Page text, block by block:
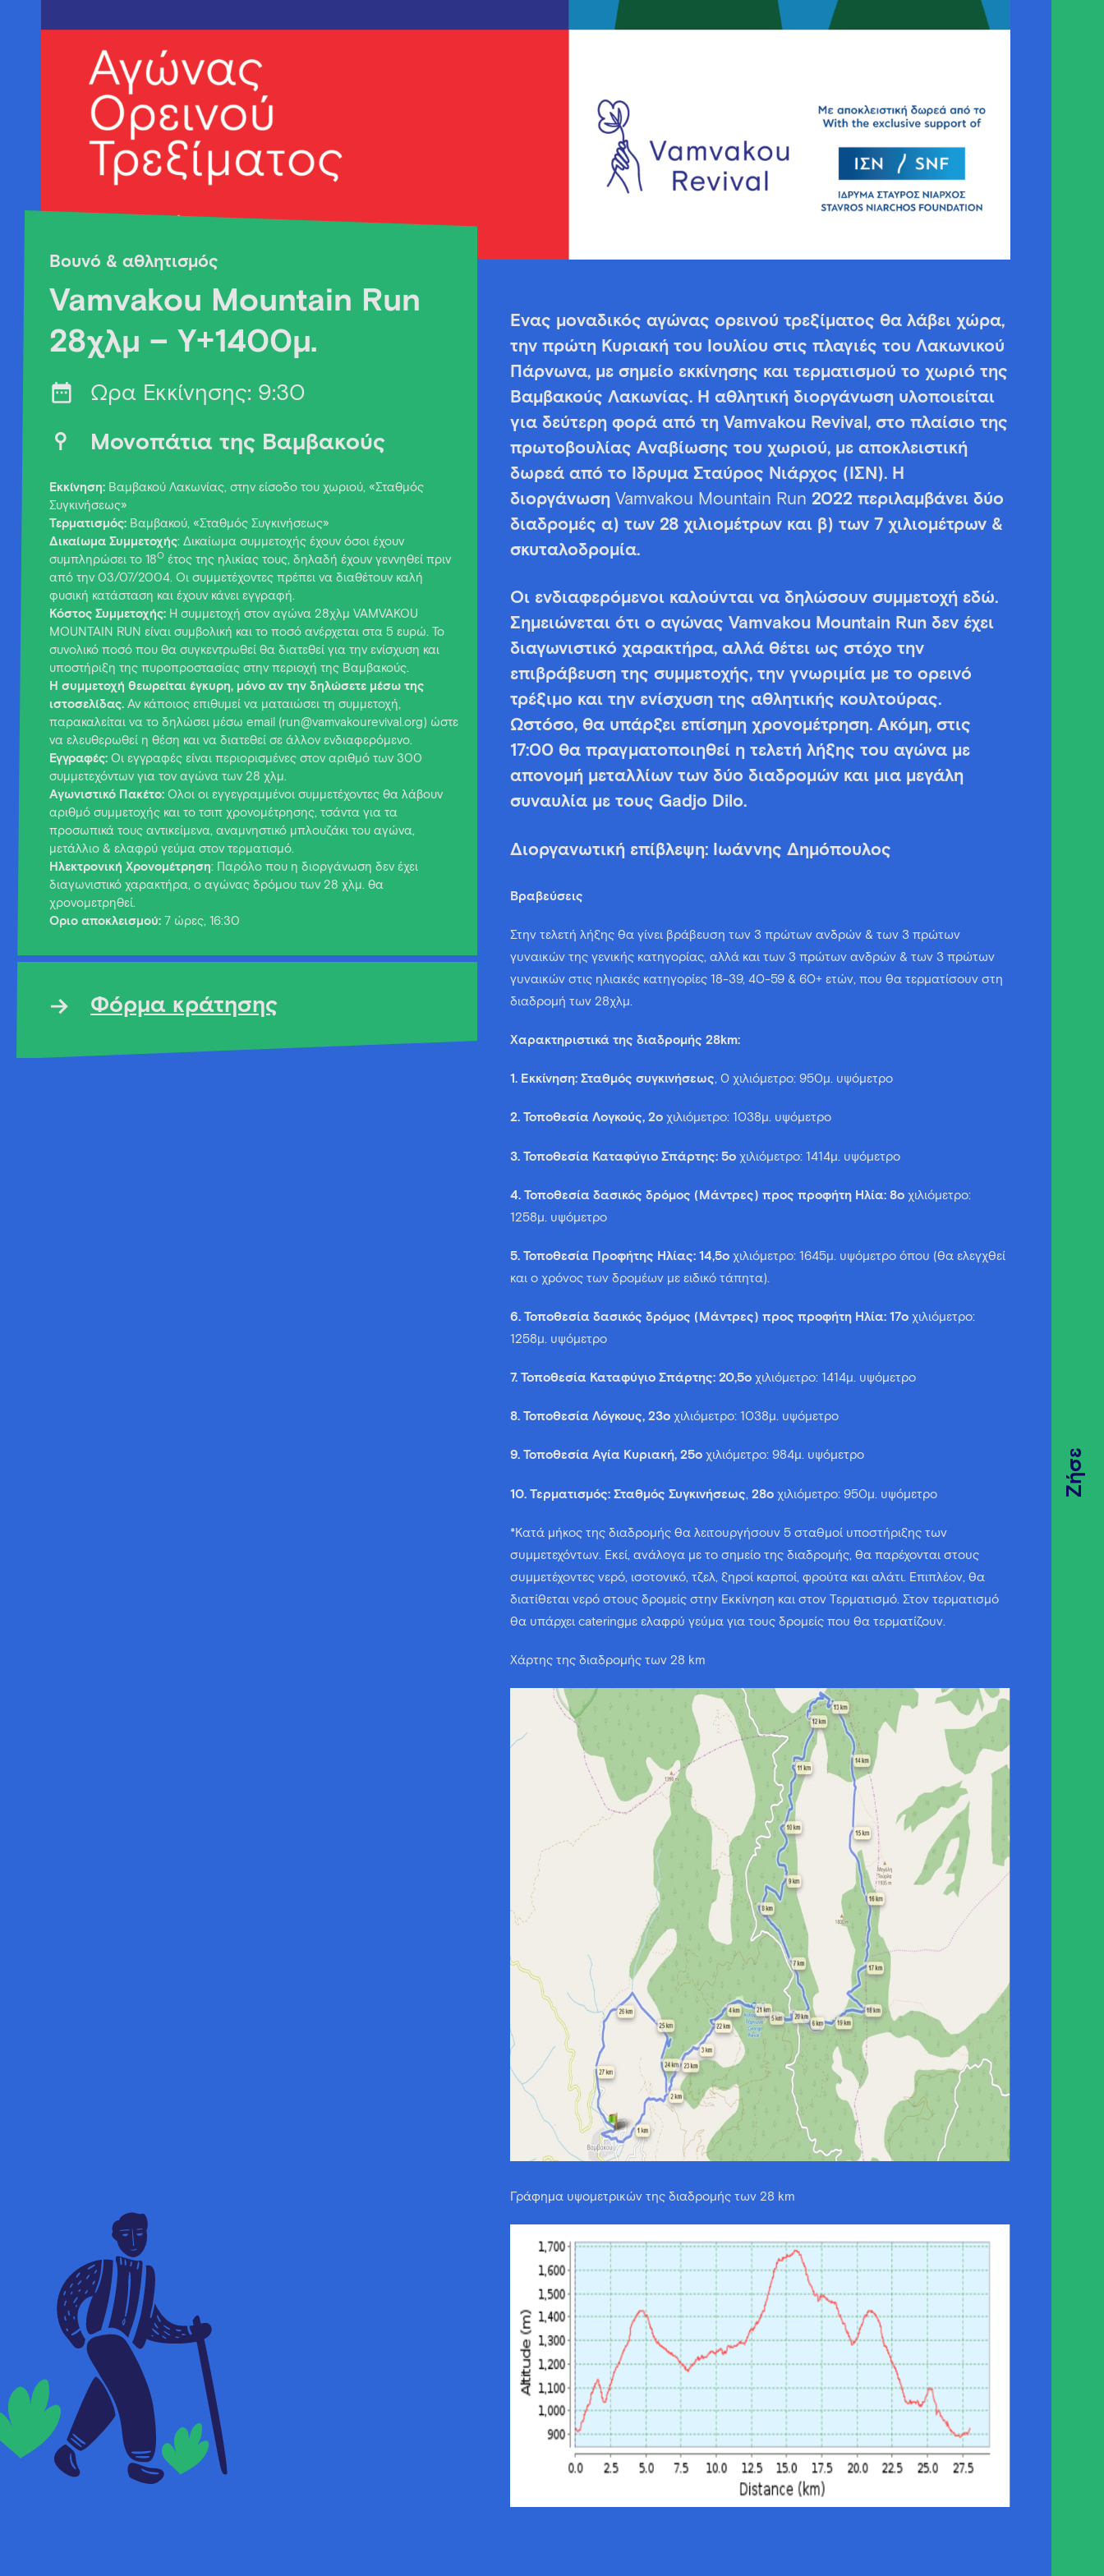
Ζήσε
Βουνό & αθλητισμός
Vamvakou Mountain Run
28χλμ – Υ+1400μ.
Ώρα Εκκίνησης: 9:30
Μονοπάτια της Βαμβακούς
Εκκίνηση: Βαμβακού Λακωνίας, στην είσοδο του χωριού, «Σταθμός
Συγκινήσεως»
Τερματισμός: Βαμβακού, «Σταθμός Συγκινήσεως»
Δικαίωμα Συμμετοχής: Δικαίωμα συμμετοχής έχουν όσοι έχουν
συμπληρώσει το 18O έτος της ηλικίας τους, δηλαδή έχουν γεννηθεί πριν
από την 03/07/2004. Οι συμμετέχοντες πρέπει να διαθέτουν καλή
φυσική κατάσταση και έχουν κάνει εγγραφή.
Κόστος Συμμετοχής: Η συμμετοχή στον αγώνα 28χλμ VAMVAKOU
MOUNTAIN RUN είναι συμβολική και το ποσό ανέρχεται στα 5 ευρώ. Το
συνολικό ποσό που θα συγκεντρωθεί θα διατεθεί για την ενίσχυση και
υποστήριξη της πυροπροστασίας στην περιοχή της Βαμβακούς.
Η συμμετοχή θεωρείται έγκυρη, μόνο αν την δηλώσετε μέσω της
ιστοσελίδας. Αν κάποιος επιθυμεί να ματαιώσει τη συμμετοχή,
παρακαλείται να το δηλώσει μέσω email (run@vamvakourevival.org) ώστε
να ελευθερωθεί η θέση και να διατεθεί σε άλλον ενδιαφερόμενο.
Εγγραφές: Οι εγγραφές είναι περιορισμένες στον αριθμό των 300
συμμετεχόντων για τον αγώνα των 28 χλμ.
Αγωνιστικό Πακέτο: Όλοι οι εγγεγραμμένοι συμμετέχοντες θα λάβουν
αριθμό συμμετοχής και το τσιπ χρονομέτρησης, τσάντα για τα
προσωπικά τους αντικείμενα, αναμνηστικό μπλουζάκι του αγώνα,
μετάλλιο & ελαφρύ γεύμα στον τερματισμό.
Ηλεκτρονική Χρονομέτρηση: Παρόλο που η διοργάνωση δεν έχει
διαγωνιστικό χαρακτήρα, ο αγώνας δρόμου των 28 χλμ. θα
χρονομετρηθεί.
Όριο αποκλεισμού: 7 ώρες, 16:30
Φόρμα κράτησης
Ένας μοναδικός αγώνας ορεινού τρεξίματος θα λάβει χώρα,
την πρώτη Κυριακή του Ιουλίου στις πλαγιές του Λακωνικού
Πάρνωνα, με σημείο εκκίνησης και τερματισμού το χωριό της
Βαμβακούς Λακωνίας. Η αθλητική διοργάνωση υλοποιείται
για δεύτερη φορά από τη Vamvakou Revival, στο πλαίσιο της
πρωτοβουλίας Αναβίωσης του χωριού, με αποκλειστική
δωρεά από το Ίδρυμα Σταύρος Νιάρχος (ΙΣΝ). Η
διοργάνωση Vamvakou Mountain Run 2022 περιλαμβάνει δύο
διαδρομές α) των 28 χιλιομέτρων και β) των 7 χιλιομέτρων &
σκυταλοδρομία.
Οι ενδιαφερόμενοι καλούνται να δηλώσουν συμμετοχή εδώ.
Σημειώνεται ότι ο αγώνας Vamvakou Mountain Run δεν έχει
διαγωνιστικό χαρακτήρα, αλλά θέτει ως στόχο την
επιβράβευση της συμμετοχής, την γνωριμία με το ορεινό
τρέξιμο και την ενίσχυση της αθλητικής κουλτούρας.
Ωστόσο, θα υπάρξει επίσημη χρονομέτρηση. Ακόμη, στις
17:00 θα πραγματοποιηθεί η τελετή λήξης του αγώνα με
απονομή μεταλλίων των δύο διαδρομών και μια μεγάλη
συναυλία με τους Gadjo Dilo.
Διοργανωτική επίβλεψη: Ιωάννης Δημόπουλος
Βραβεύσεις
Στην τελετή λήξης θα γίνει βράβευση των 3 πρώτων ανδρών & των 3 πρώτων
γυναικών της γενικής κατηγορίας, αλλά και των 3 πρώτων ανδρών & των 3 πρώτων
γυναικών στις ηλιακές κατηγορίες 18-39, 40-59 & 60+ ετών, που θα τερματίσουν στη
διαδρομή των 28χλμ.
Χαρακτηριστικά της διαδρομής 28km:
1. Εκκίνηση: Σταθμός συγκινήσεως, 0 χιλιόμετρο: 950μ. υψόμετρο
2. Τοποθεσία Λογκούς, 2o χιλιόμετρο: 1038μ. υψόμετρο
3. Τοποθεσία Καταφύγιο Σπάρτης: 5o χιλιόμετρο: 1414μ. υψόμετρο
4. Τοποθεσία δασικός δρόμος (Μάντρες) προς προφήτη Ηλία: 8o χιλιόμετρο:
1258μ. υψόμετρο
5. Τοποθεσία Προφήτης Ηλίας: 14,5o χιλιόμετρο: 1645μ. υψόμετρο όπου (θα ελεγχθεί
και ο χρόνος των δρομέων με ειδικό τάπητα).
6. Τοποθεσία δασικός δρόμος (Μάντρες) προς προφήτη Ηλία: 17o χιλιόμετρο:
1258μ. υψόμετρο
7. Τοποθεσία Καταφύγιο Σπάρτης: 20,5o χιλιόμετρο: 1414μ. υψόμετρο
8. Τοποθεσία Λόγκους, 23o χιλιόμετρο: 1038μ. υψόμετρο
9. Τοποθεσία Αγία Κυριακή, 25o χιλιόμετρο: 984μ. υψόμετρο
10. Τερματισμός: Σταθμός Συγκινήσεως 28o χιλιόμετρο: 950μ. υψόμετρο
*Κατά μήκος της διαδρομής θα λειτουργήσουν 5 σταθμοί υποστήριξης των
συμμετεχόντων. Εκεί, ανάλογα με το σημείο της διαδρομής, θα παρέχονται στους
συμμετέχοντες νερό, ισοτονικό, τζελ, ξηροί καρποί, φρούτα και αλάτι. Επιπλέον, θα
διατίθεται νερό στους δρομείς στην Εκκίνηση και στον Τερματισμό. Στον τερματισμό
θα υπάρχει cateringμε ελαφρύ γεύμα για τους δρομείς που θα τερματίζουν.
Χάρτης της διαδρομής των 28 km
Γράφημα υψομετρικών της διαδρομής των 28 km